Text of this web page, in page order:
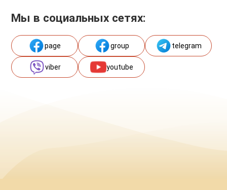
Мы в социальных сетях:
page group telegram
viber youtube